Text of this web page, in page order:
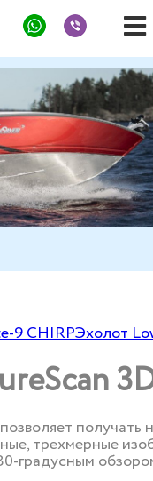
9 CHIRPЭхолот
получать
трехмерные
градусным